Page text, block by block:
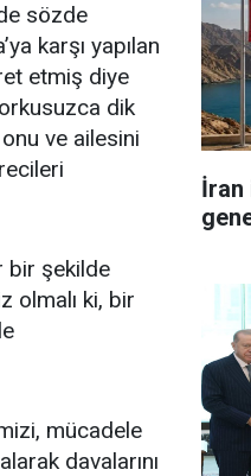
sözde
karşı yapılan
etmiş diye
dik
ve ailesini
bir şekilde
olmalı ki, bir
mücadele
davalarını
İran